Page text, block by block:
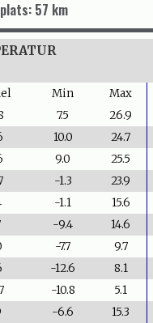
57 km
Min Max
7.5 26.9
10.0 24.7
9.0 25.5
-1.3 23.9
-1.1 15.6
-9.4 14.6
-7.7 9.7
-12.6 8.1
-10.8 5.1
-6.6 15.3